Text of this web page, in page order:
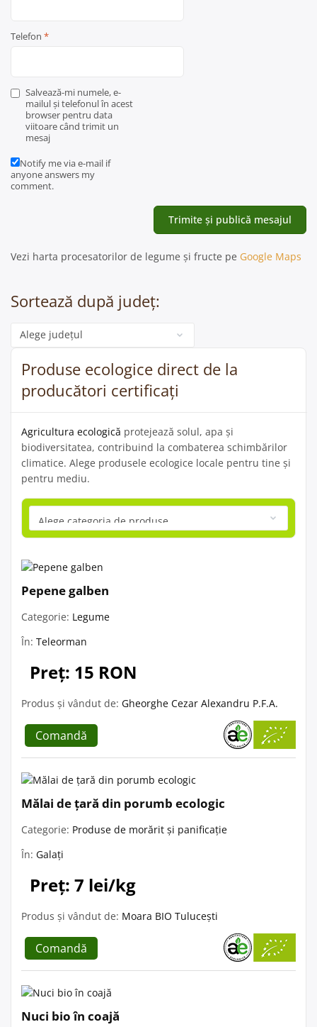
Telefon *
Salvează-mi numele, e-
mailul și telefonul în acest
browser pentru data
viitoare când trimit un
mesaj
Notify me via e-mail if
anyone answers my
comment.
Vezi harta procesatorilor de legume și fructe pe Google Maps
Sortează după județ:
Categorie
Produse ecologice direct de la
producători certificați
Agricultura ecologică protejează solul, apa și
biodiversitatea, contribuind la combaterea schimbărilor
climatice. Alege produsele ecologice locale pentru tine și
pentru mediu.
Pepene galben
Categorie: Legume
În: Teleorman
Preț: 15 RON
Produs și vândut de: Gheorghe Cezar Alexandru P.F.A.
Comandă
Mălai de țară din porumb ecologic
Categorie: Produse de morărit și panificație
În: Galați
Preț: 7 lei/kg
Produs și vândut de: Moara BIO Tulucești
Comandă
Nuci bio în coajă